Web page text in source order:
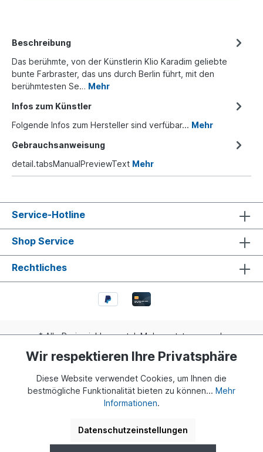
Beschreibung
Das berühmte, von der Künstlerin Klio Karadim geliebte
bunte Farbraster, das uns durch Berlin führt, mit den
berühmtesten Se… Mehr
Infos zum Künstler
Folgende Infos zum Hersteller sind verfübar... Mehr
Gebrauchsanweisung
detail.tabsManualPreviewText Mehr
Service-Hotline
Shop Service
Rechtliches
* Alle Preise inkl. gesetzl. Mehrwertsteuer zzgl.
anders angegeben.
Realisiert mit Shopware
© 2024 Buddy Bär Berlin GmbH | Eine Initiative von Dr. Klaus
Wir respektieren Ihre Privatsphäre
Diese Website verwendet Cookies, um Ihnen die
bestmögliche Funktionalität bieten zu können... Mehr
Informationen.
Datenschutzeinstellungen